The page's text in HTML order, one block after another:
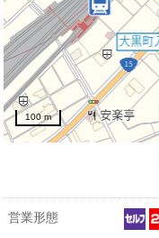
100 m
営業形態